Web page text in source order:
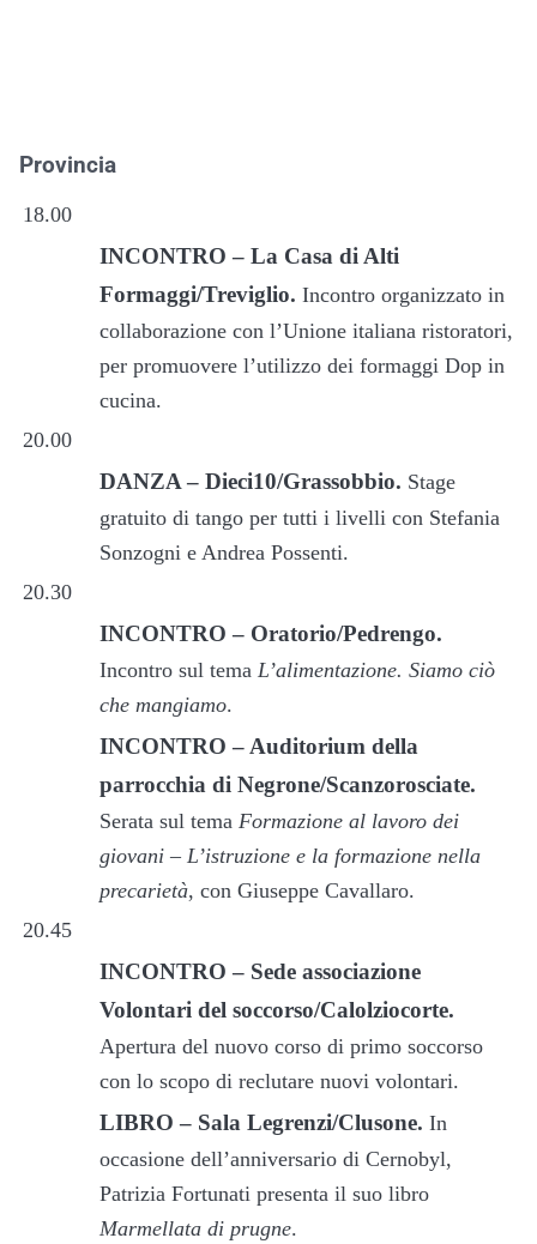
Provincia
18.00
INCONTRO – La Casa di Alti
Formaggi/Treviglio. Incontro organizzato in
collaborazione con l’Unione italiana ristoratori,
per promuovere l’utilizzo dei formaggi Dop in
cucina.
20.00
DANZA – Dieci10/Grassobbio. Stage
gratuito di tango per tutti i livelli con Stefania
Sonzogni e Andrea Possenti.
20.30
INCONTRO – Oratorio/Pedrengo.
Incontro sul tema L’alimentazione. Siamo ciò
che mangiamo.
INCONTRO – Auditorium della
parrocchia di Negrone/Scanzorosciate.
Serata sul tema Formazione al lavoro dei
giovani – L’istruzione e la formazione nella
precarietà, con Giuseppe Cavallaro.
20.45
INCONTRO – Sede associazione
Volontari del soccorso/Calolziocorte.
Apertura del nuovo corso di primo soccorso
con lo scopo di reclutare nuovi volontari.
LIBRO – Sala Legrenzi/Clusone. In
occasione dell’anniversario di Cernobyl,
Patrizia Fortunati presenta il suo libro
Marmellata di prugne.